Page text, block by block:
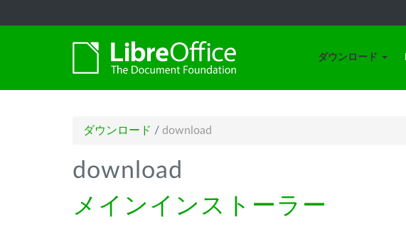
ダウンロード
ダウンロード / download
download
メインインストーラー